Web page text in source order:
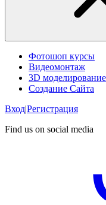
Фотошоп курсы
Видеомонтаж
3D моделирование
Создание Сайта
Вход|Регистрация
Find us on social media